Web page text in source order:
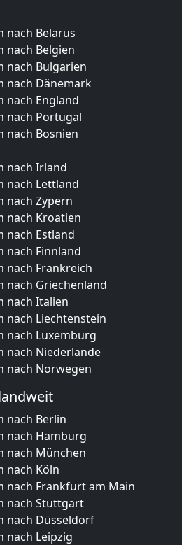
nach Belarus
nach Belgien
nach Bulgarien
nach Dänemark
nach England
nach Portugal
nach Bosnien
nach Irland
nach Lettland
nach Zypern
nach Kroatien
nach Estland
nach Finnland
nach Frankreich
nach Griechenland
nach Italien
nach Liechtenstein
nach Luxemburg
nach Niederlande
nach Norwegen
nach Berlin
nach Hamburg
nach München
nach Köln
nach Frankfurt am Main
nach Stuttgart
nach Düsseldorf
nach Leipzig